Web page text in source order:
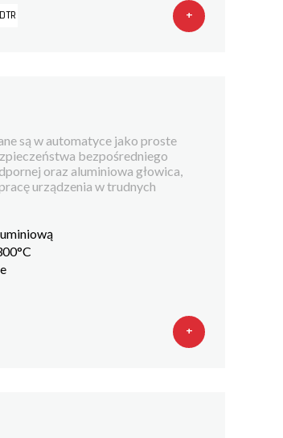
+
są w automatyce jako proste
bezpośredniego
oraz aluminiowa głowica,
urządzenia w trudnych
+